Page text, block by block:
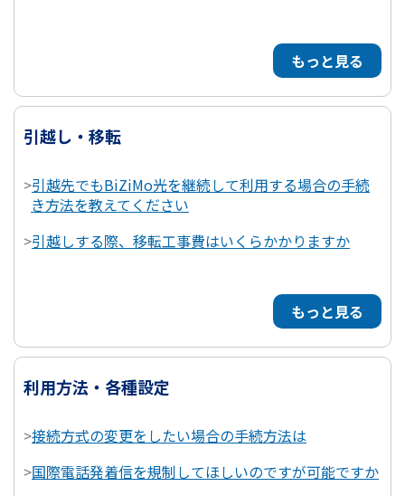
もっと見る
引越し・移転
>引越先でもBiZiMo光を継続して利用する場合の手続
き方法を教えてください
>引越しする際、移転工事費はいくらかかりますか
もっと見る
利用方法・各種設定
>接続方式の変更をしたい場合の手続方法は
>国際電話発着信を規制してほしいのですが可能ですか